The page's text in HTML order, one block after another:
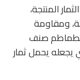
المنتجة،
ومقاومة
صنف
يجعله يحمل ثمار